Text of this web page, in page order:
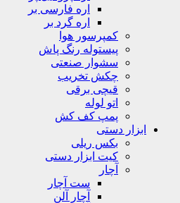
اره فارسی بر
اره گرد بر
کمپرسور هوا
پیستوله رنگ پاش
سشوار صنعتی
چکش تخریب
قیچی برقی
اتو لوله
پمپ کف کش
ابزار دستی
بکس ریلی
کیت ابزار دستی
آچار
ست آچار
آچار آلن